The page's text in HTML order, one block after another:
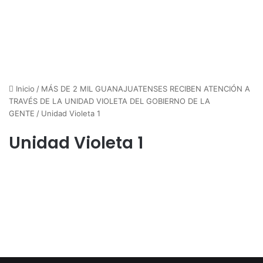
Inicio / MÁS DE 2 MIL GUANAJUATENSES RECIBEN ATENCIÓN A
TRAVÉS DE LA UNIDAD VIOLETA DEL GOBIERNO DE LA
GENTE / Unidad Violeta 1
Unidad Violeta 1